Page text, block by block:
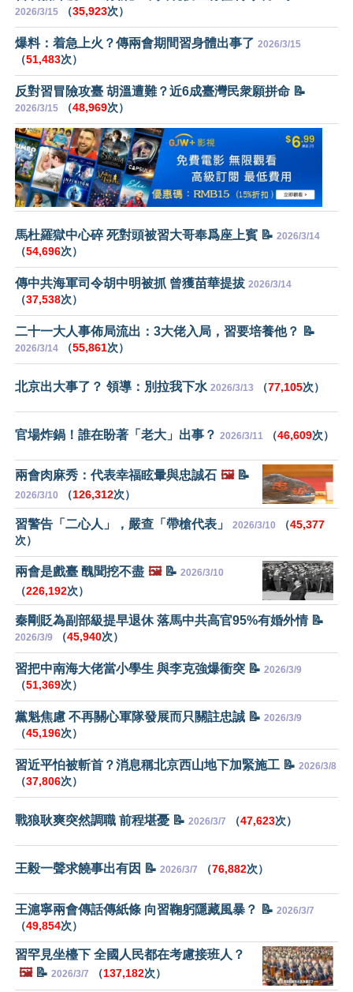
2026/3/15 （35,923次）
爆料：着急上火？傳兩會期間習身體出事了 2026/3/15
（51,483次）
反對習冒險攻臺 胡溫遭難？近6成臺灣民衆願拼命 📝
2026/3/15 （48,969次）
馬杜羅獄中心碎 死對頭被習大哥奉爲座上賓 📝 2026/3/14
（54,696次）
傳中共海軍司令胡中明被抓 曾獲苗華提拔 2026/3/14
（37,538次）
二十一大人事佈局流出：3大佬入局，習要培養他？ 📝
2026/3/14 （55,861次）
北京出大事了？ 領導：別拉我下水 2026/3/13 （77,105次）
官場炸鍋！誰在盼著「老大」出事？ 2026/3/11 （46,609次）
兩會肉麻秀：代表幸福眩暈與忠誠石 🖼️📝
2026/3/10 （126,312次）
習警告「二心人」，嚴查「帶槍代表」 2026/3/10 （45,377
次）
兩會是戲臺 醜聞挖不盡 🖼️📝 2026/3/10
（226,192次）
秦剛貶為副部級提早退休 落馬中共高官95%有婚外情 📝
2026/3/9 （45,940次）
習把中南海大佬當小學生 與李克強爆衝突 📝 2026/3/9
（51,369次）
黨魁焦慮 不再關心軍隊發展而只關註忠誠 📝 2026/3/9
（45,196次）
習近平怕被斬首？消息稱北京西山地下加緊施工 📝 2026/3/8
（37,806次）
戰狼耿爽突然調職 前程堪憂 📝 2026/3/7 （47,623次）
王毅一聲求饒事出有因 📝 2026/3/7 （76,882次）
王滬寧兩會傳話傳紙條 向習鞠躬隱藏風暴？ 📝 2026/3/7
（49,854次）
習罕見坐檯下 全國人民都在考慮接班人？
🖼️📝 2026/3/7 （137,182次）